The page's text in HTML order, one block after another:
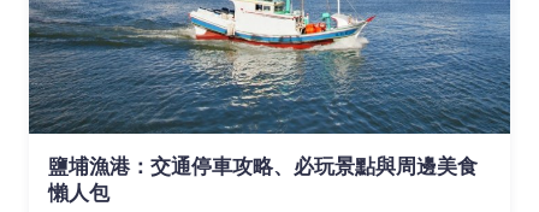
鹽埔漁港：交通停車攻略、必玩景點與周邊美食
懶人包